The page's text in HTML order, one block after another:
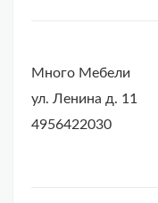
Много Мебели
ул. Ленина д. 11
4956422030